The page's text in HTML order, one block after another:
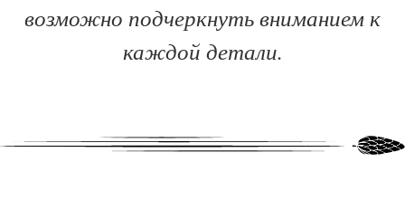
возможно подчеркнуть вниманием к
каждой детали.